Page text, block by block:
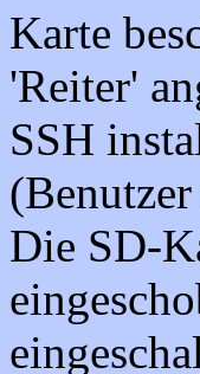
Karte
'Reiter'
SSH
Die SD-